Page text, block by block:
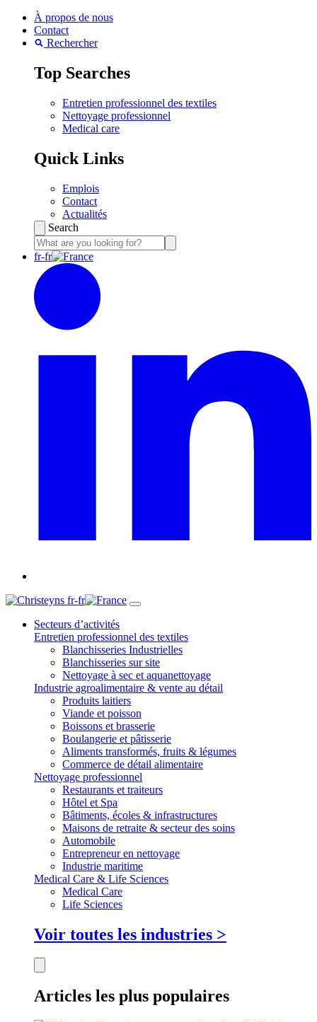
À propos de nous
Contact
Rechercher
Top Searches
Entretien professionnel des textiles
Nettoyage professionnel
Medical care
Quick Links
Emplois
Contact
Actualités
Search
fr-fr
fr-fr
Secteurs d’activités
Entretien professionnel des textiles
Blanchisseries Industrielles
Blanchisseries sur site
Nettoyage à sec et aquanettoyage
Industrie agroalimentaire & vente au détail
Produits laitiers
Viande et poisson
Boissons et brasserie
Boulangerie et pâtisserie
Aliments transformés, fruits & légumes
Commerce de détail alimentaire
Nettoyage professionnel
Restaurants et traiteurs
Hôtel et Spa
Bâtiments, écoles & infrastructures
Maisons de retraite & secteur des soins
Automobile
Entrepreneur en nettoyage
Industrie maritime
Medical Care & Life Sciences
Medical Care
Life Sciences
Voir toutes les industries >
Articles les plus populaires